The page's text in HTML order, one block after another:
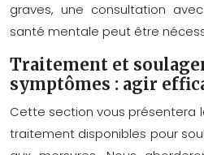
graves, une consultation
santé mentale peut être
Traitement et
symptômes : agir
Cette section vous présentera
traitement disponibles pour